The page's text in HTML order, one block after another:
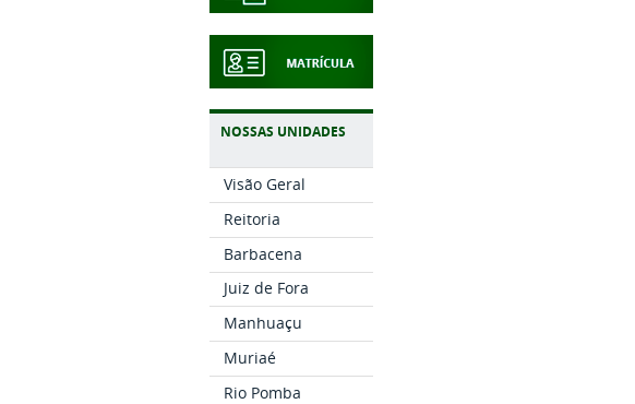
NOSSAS UNIDADES
Visão Geral
Reitoria
Barbacena
Juiz de Fora
Manhuaçu
Muriaé
Rio Pomba